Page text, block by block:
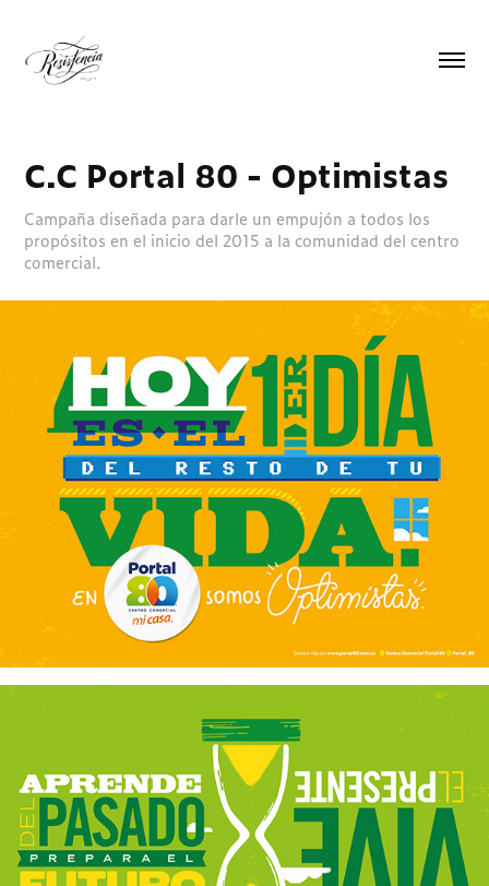
C.C Portal 80 - Optimistas
Campaña diseñada para darle un empujón a todos los
propósitos en el inicio del 2015 a la comunidad del centro
comercial.